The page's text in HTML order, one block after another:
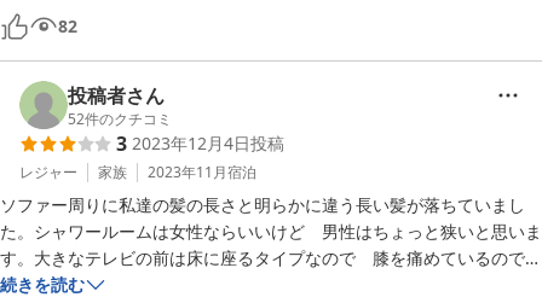
したらセイコーマートもあるので、そちらで買い出しして帰りました。
周りにいろいろとあるので立地は良いと思います！
82
投稿者さん
52件のクチコミ
3 2023年12月4日投稿
レジャー 家族 2023年11月宿泊
ソファー周りに私達の髪の長さと明らかに違う長い髪が落ちていまし
た。シャワールームは女性ならいいけど　男性はちょっと狭いと思いま
す。大きなテレビの前は床に座るタイプなので　膝を痛めているので残
念ながら見られませんでした。使い捨てのスリッパはペラペラで履きに
続きを読む